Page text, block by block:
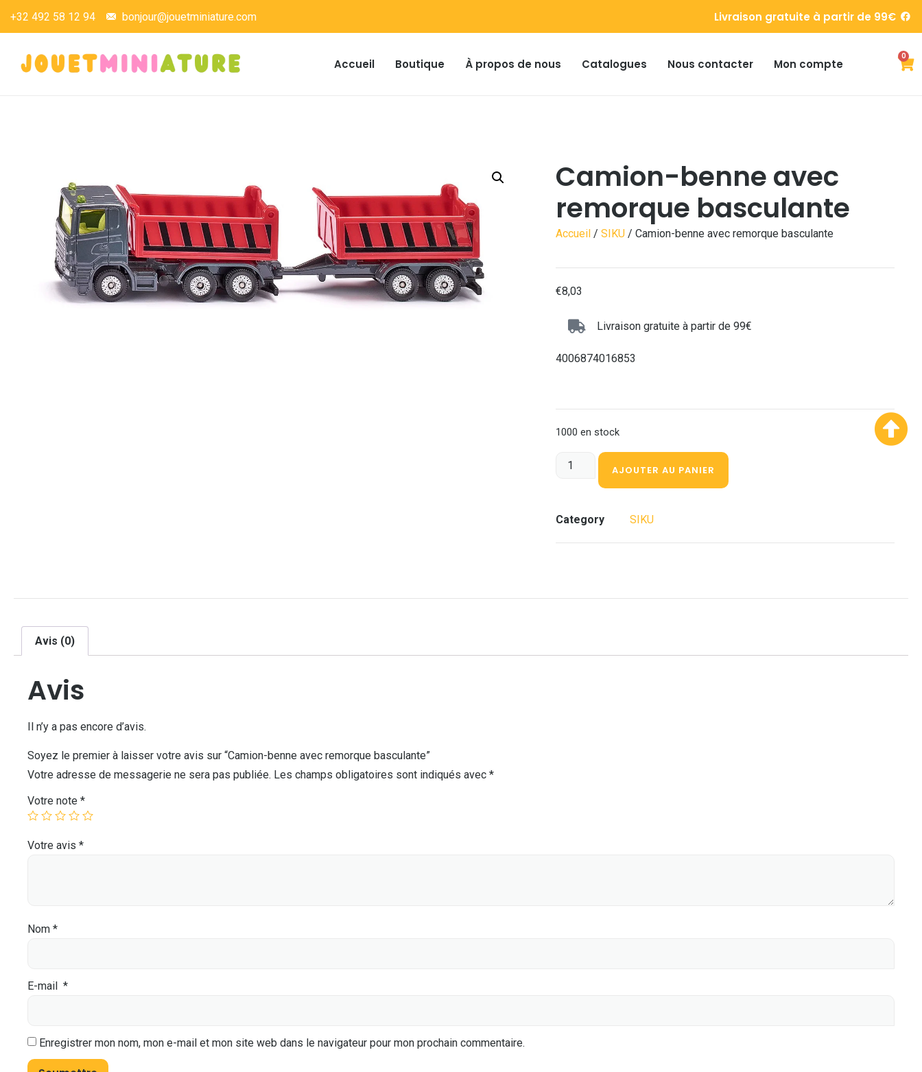
+32 492 58 12 94 bonjour@jouetminiature.com Livraison gratuite à partir de 99€
Accueil Boutique À propos de nous Catalogues Nous contacter Mon compte
0
Camion-benne avec
remorque basculante
Accueil /SIKU / Camion-benne avec remorque basculante
€8,03
Livraison gratuite à partir de 99€
4006874016853
1000 en stock
AJOUTER AU PANIER
Category SIKU
Avis (0)
Avis
Il n’y a pas encore d’avis.
Soyez le premier à laisser votre avis sur “Camion-benne avec remorque basculante”
Votre adresse de messagerie ne sera pas publiée. Les champs obligatoires sont indiqués avec *
Votre note *
Votre avis *
Nom *
E-mail *
Enregistrer mon nom, mon e-mail et mon site web dans le navigateur pour mon prochain commentaire.